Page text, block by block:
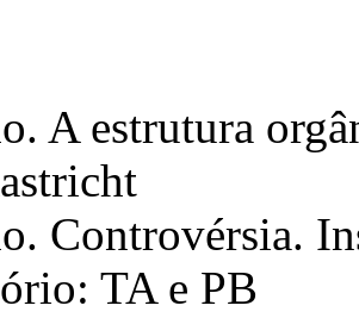
A estrutura
Controvérsia.
TA e PB